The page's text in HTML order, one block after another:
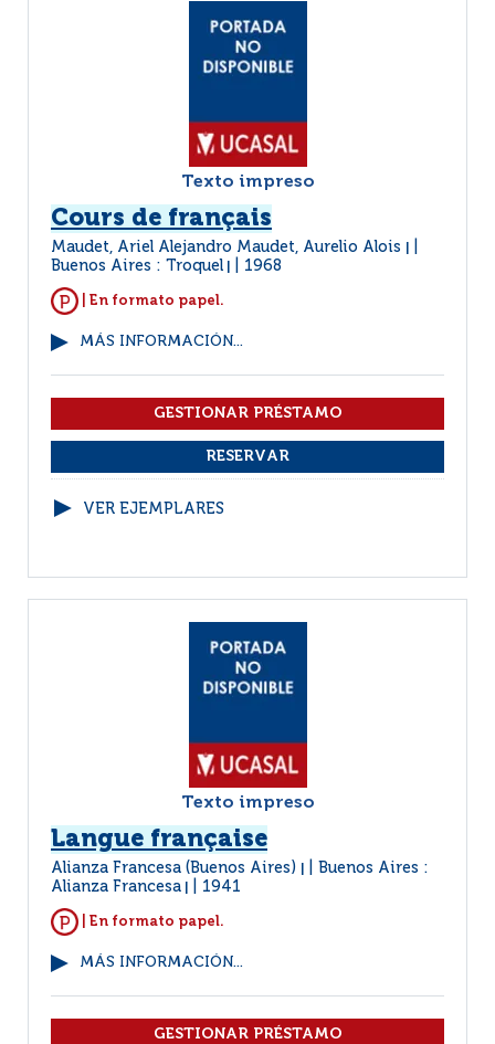
Texto impreso
Cours de français
Maudet, Ariel Alejandro Maudet, Aurelio Alois
Buenos Aires : Troquel 1968
| En formato papel.
MÁS INFORMACIÓN...
VER EJEMPLARES
Texto impreso
Langue française
Alianza Francesa (Buenos Aires)
Buenos Aires :
Alianza Francesa
1941
| En formato papel.
MÁS INFORMACIÓN...